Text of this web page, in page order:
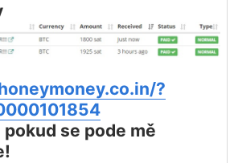
?
se pode mě